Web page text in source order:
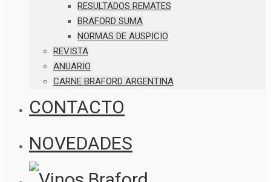
RESULTADOS REMATES
BRAFORD SUMA
NORMAS DE AUSPICIO
REVISTA
ANUARIO
CARNE BRAFORD ARGENTINA
CONTACTO
NOVEDADES